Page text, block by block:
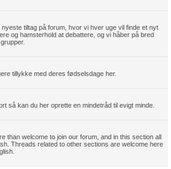
tiltag på forum, hvor vi hver uge vil finde et nyt
og hamsterhold at debattere, og vi håber på bred
tillykke med deres fødselsdage her.
så kan du her oprette en mindetråd til evigt minde.
than welcome to join our forum, and in this section all
Threads related to other sections are welcome here